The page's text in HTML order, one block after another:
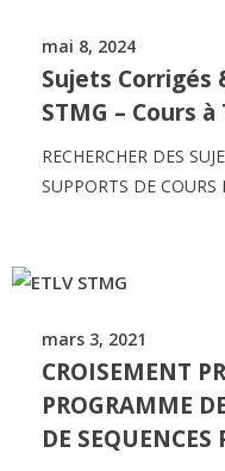
mai 8, 2024
Sujets Corrigés
STMG – Cours
RECHERCHER DES
SUPPORTS DE COURS
mars 3, 2021
CROISEMENT
PROGRAMME
DE SEQUENCES